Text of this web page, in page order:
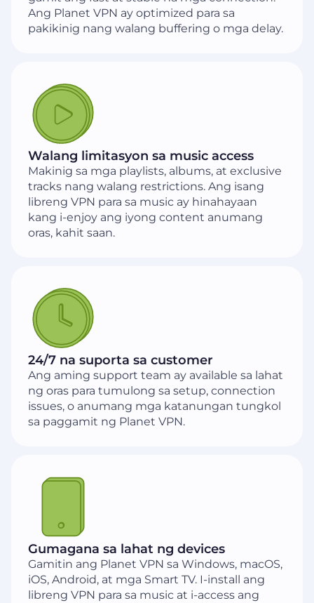
Ang Planet VPN ay optimized para sa
pakikinig nang walang buffering o mga delay.
Walang limitasyon sa music access
Makinig sa mga playlists, albums, at exclusive
tracks nang walang restrictions. Ang isang
libreng VPN para sa music ay hinahayaan
kang i-enjoy ang iyong content anumang
oras, kahit saan.
24/7 na suporta sa customer
Ang aming support team ay available sa lahat
ng oras para tumulong sa setup, connection
issues, o anumang mga katanungan tungkol
sa paggamit ng Planet VPN.
Gumagana sa lahat ng devices
Gamitin ang Planet VPN sa Windows, macOS,
iOS, Android, at mga Smart TV. I-install ang
libreng VPN para sa music at i-access ang